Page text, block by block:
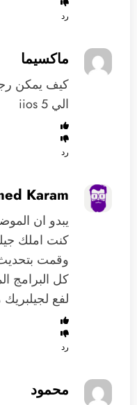
رد
ماكسيما
الي iios 5
رد
Karam
يبدو ان
كنت املك
وقمت
كل البرامج
لفع
رد
محمود